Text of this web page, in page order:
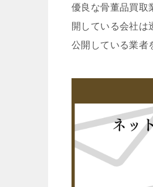
優良な骨董品買取
開している会社は
公開している業者